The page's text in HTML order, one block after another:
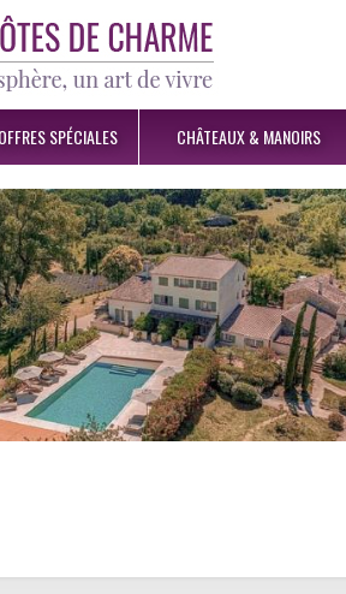
OFFRES SPÉCIALES CHÂTEAUX & MANOIRS